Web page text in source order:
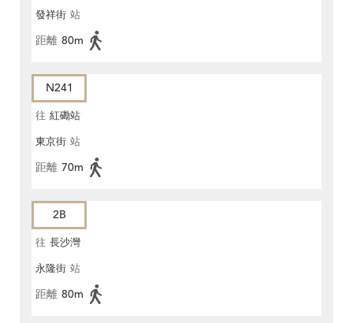
發祥街 站
距離 80m
N241
往 紅磡站
東京街 站
距離 70m
2B
往 長沙灣
永隆街 站
距離 80m